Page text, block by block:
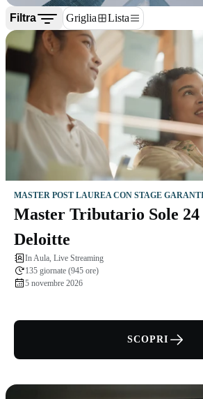
Filtra Griglia Lista
MASTER POST LAUREA CON STAGE
Master Tributario Sole 24
Deloitte
In Aula, Live Streaming
135 giornate (945 ore)
5 novembre 2026
SCOPRI